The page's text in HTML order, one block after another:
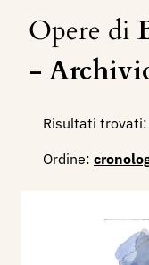
Opere di
-
Risultati trovati:
Ordine: